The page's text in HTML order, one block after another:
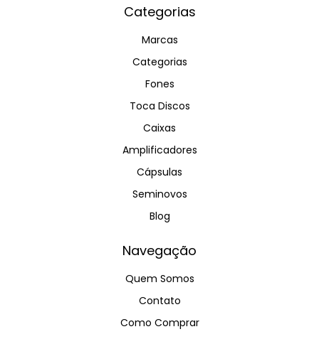
Categorias
Marcas
Categorias
Fones
Toca Discos
Caixas
Amplificadores
Cápsulas
Seminovos
Blog
Navegação
Quem Somos
Contato
Como Comprar